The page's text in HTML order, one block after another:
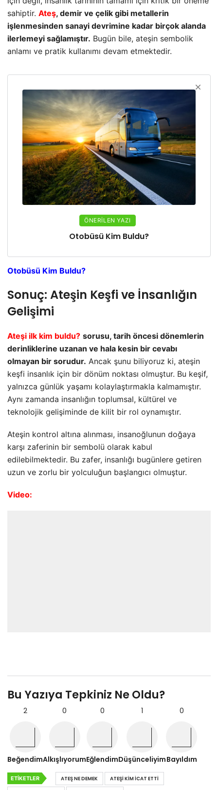
sahiptir. Ateş, demir ve çelik gibi metallerin
işlenmesinden sanayi devrimine kadar birçok alanda
ilerlemeyi sağlamıştır. Bugün bile, ateşin sembolik
anlamı ve pratik kullanımı devam etmektedir.
ÖNERILEN YAZI
Otobüsü Kim Buldu?
Otobüsü Kim Buldu?
Sonuç: Ateşin Keşfi ve İnsanlığın
Gelişimi
Ateşi ilk kim buldu? sorusu, tarih öncesi dönemlerin
derinliklerine uzanan ve hala kesin bir cevabı
olmayan bir sorudur. Ancak şunu biliyoruz ki, ateşin
keşfi insanlık için bir dönüm noktası olmuştur. Bu keşif,
yalnızca günlük yaşamı kolaylaştırmakla kalmamıştır.
Aynı zamanda insanlığın toplumsal, kültürel ve
teknolojik gelişiminde de kilit bir rol oynamıştır.
Ateşin kontrol altına alınması, insanoğlunun doğaya
karşı zaferinin bir sembolü olarak kabul
edilebilmektedir. Bu zafer, insanlığı bugünlere getiren
uzun ve zorlu bir yolculuğun başlangıcı olmuştur.
Video:
Bu Yazıya Tepkiniz Ne Oldu?
2
Beğendim
0
Alkışlıyorum
0
Eğlendim
1
Düşünceliyim
0
Bayıldım
ETIKETLER ATEŞ NE DEMEK
ATEŞI KIM ICAT ETTI